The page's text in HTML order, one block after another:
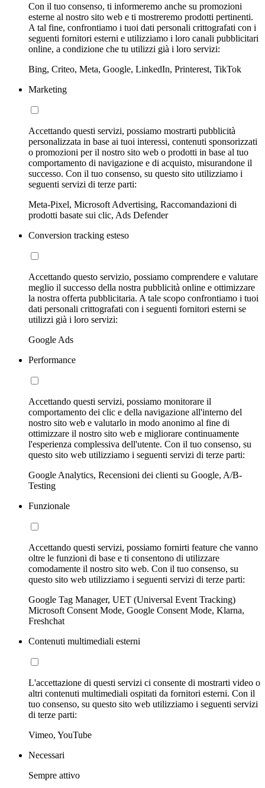
Con il tuo consenso, ti informeremo anche su promozioni
esterne al nostro sito web e ti mostreremo prodotti pertinenti.
A tal fine, confrontiamo i tuoi dati personali crittografati con i
seguenti fornitori esterni e utilizziamo i loro canali pubblicitari
online, a condizione che tu utilizzi già i loro servizi:
Bing, Criteo, Meta, Google, LinkedIn, Printerest, TikTok
Marketing
Accettando questi servizi, possiamo mostrarti pubblicità
personalizzata in base ai tuoi interessi, contenuti sponsorizzati
o promozioni per il nostro sito web o prodotti in base al tuo
comportamento di navigazione e di acquisto, misurandone il
successo. Con il tuo consenso, su questo sito utilizziamo i
seguenti servizi di terze parti:
Meta-Pixel, Microsoft Advertising, Raccomandazioni di
prodotti basate sui clic, Ads Defender
Conversion tracking esteso
Accettando questo servizio, possiamo comprendere e valutare
meglio il successo della nostra pubblicità online e ottimizzare
la nostra offerta pubblicitaria. A tale scopo confrontiamo i tuoi
dati personali crittografati con i seguenti fornitori esterni se
utilizzi già i loro servizi:
Google Ads
Performance
Accettando questi servizi, possiamo monitorare il
comportamento dei clic e della navigazione all'interno del
nostro sito web e valutarlo in modo anonimo al fine di
ottimizzare il nostro sito web e migliorare continuamente
l'esperienza complessiva dell'utente. Con il tuo consenso, su
questo sito web utilizziamo i seguenti servizi di terze parti:
Google Analytics, Recensioni dei clienti su Google, A/B-
Testing
Funzionale
Accettando questi servizi, possiamo fornirti feature che vanno
oltre le funzioni di base e ti consentono di utilizzare
comodamente il nostro sito web. Con il tuo consenso, su
questo sito web utilizziamo i seguenti servizi di terze parti:
Google Tag Manager, UET (Universal Event Tracking)
Microsoft Consent Mode, Google Consent Mode, Klarna,
Freshchat
Contenuti multimediali esterni
L'accettazione di questi servizi ci consente di mostrarti video o
altri contenuti multimediali ospitati da fornitori esterni. Con il
tuo consenso, su questo sito web utilizziamo i seguenti servizi
di terze parti:
Vimeo, YouTube
Necessari
Sempre attivo